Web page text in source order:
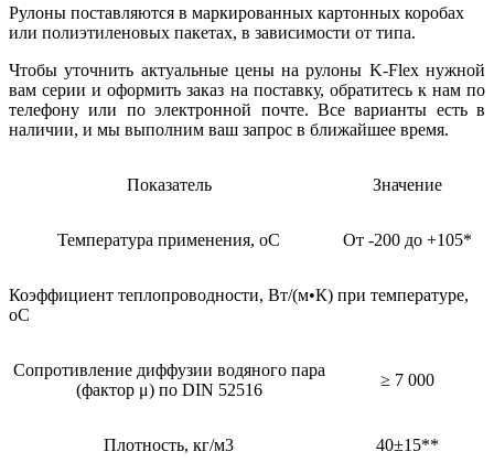
Рулоны поставляются в маркированных картонных коробах
или полиэтиленовых пакетах, в зависимости от типа.
Чтобы уточнить актуальные цены на рулоны K-Flex нужной
вам серии и оформить заказ на поставку, обратитесь к нам по
телефону или по электронной почте. Все варианты есть в
наличии, и мы выполним ваш запрос в ближайшее время.
Показатель Значение
Температура применения, oC От -200 до +105*
Коэффициент теплопроводности, Вт/(м•К) при температуре,
оС
Сопротивление диффузии водяного пара
(фактор μ) по DIN 52516
≥ 7 000
Плотность, кг/м3 40±15**